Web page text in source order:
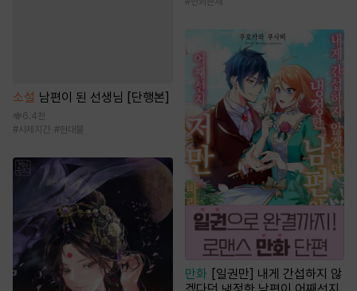
소설 남편이 된 선생님 [단행본]
6.4천
#사제지간 #현대물
만화 [일권만] 내게 간섭하지 않